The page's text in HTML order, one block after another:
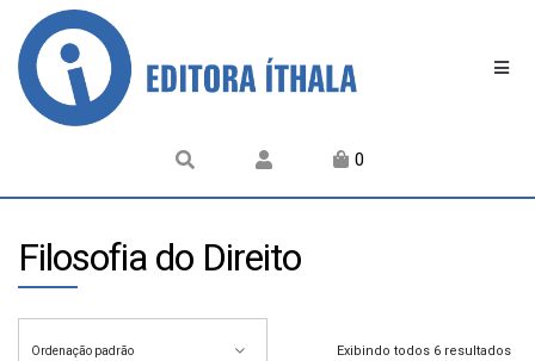
0
Filosofia do Direito
Exibindo todos 6 resultados